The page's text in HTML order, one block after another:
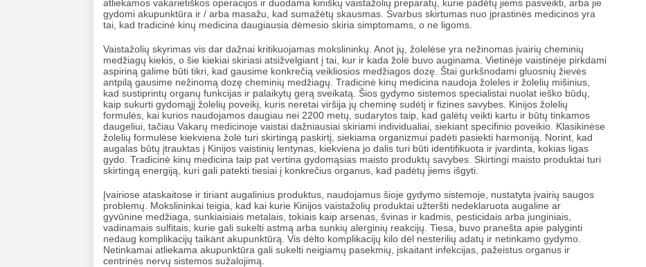
atliekamos vakarietiškos operacijos ir duodama kiniškų vaistažolių preparatų, kurie padėtų jiems pasveikti, arba jie
gydomi akupunktūra ir / arba masažu, kad sumažėtų skausmas. Svarbus skirtumas nuo įprastinės medicinos yra
tai, kad tradicinė kinų medicina daugiausia dėmesio skiria simptomams, o ne ligoms.
Vaistažolių skyrimas vis dar dažnai kritikuojamas mokslininkų. Anot jų, žolelėse yra nežinomas įvairių cheminių
medžiagų kiekis, o šie kiekiai skiriasi atsižvelgiant į tai, kur ir kada žolė buvo auginama. Vietinėje vaistinėje pirkdami
aspiriną ​​galime būti tikri, kad gausime konkrečią veikliosios medžiagos dozę. Štai gurkšnodami gluosnių žievės
antpilą gausime nežinomą dozę cheminių medžiagų. Tradicinė kinų medicina naudoja žoleles ir žolelių mišinius,
kad sustiprintų organų funkcijas ir palaikytų gerą sveikatą. Šios gydymo sistemos specialistai nuolat ieško būdų,
kaip sukurti gydomąjį žolelių poveikį, kuris neretai viršija jų cheminę sudėtį ir fizines savybes. Kinijos žolelių
formulės, kai kurios naudojamos daugiau nei 2200 metų, sudarytos taip, kad galėtų veikti kartu ir būtų tinkamos
daugeliui, tačiau Vakarų medicinoje vaistai dažniausiai skiriami individualiai, siekiant specifinio poveikio. Klasikinėse
žolelių formulėse kiekviena žolė turi skirtingą paskirtį, siekiama organizmui padėti pasiekti harmoniją. Norint, kad
augalas būtų įtrauktas į Kinijos vaistinių lentynas, kiekviena jo dalis turi būti identifikuota ir įvardinta, kokias ligas
gydo. Tradicinė kinų medicina taip pat vertina gydomąsias maisto produktų savybes. Skirtingi maisto produktai turi
skirtingą energiją, kuri gali patekti tiesiai į konkrečius organus, kad padėtų jiems išgyti.
Įvairiose ataskaitose ir tiriant augalinius produktus, naudojamus šioje gydymo sistemoje, nustatyta įvairių saugos
problemų. Mokslininkai teigia, kad kai kurie Kinijos vaistažolių produktai užteršti nedeklaruota augaline ar
gyvūnine medžiaga, sunkiaisiais metalais, tokiais kaip arsenas, švinas ir kadmis, pesticidais arba junginiais,
vadinamais sulfitais, kurie gali sukelti astmą arba sunkių alerginių reakcijų. Tiesa, buvo pranešta apie palyginti
nedaug komplikacijų taikant akupunktūrą. Vis dėlto komplikacijų kilo dėl nesterilių adatų ir netinkamo gydymo.
Netinkamai atliekama akupunktūra gali sukelti neigiamų pasekmių, įskaitant infekcijas, pažeistus organus ir
centrinės nervų sistemos sužalojimą.